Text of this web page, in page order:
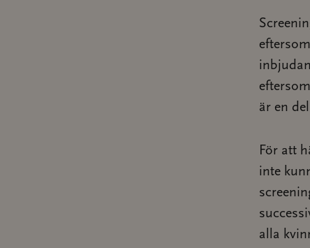
är en
För att
inte
alla